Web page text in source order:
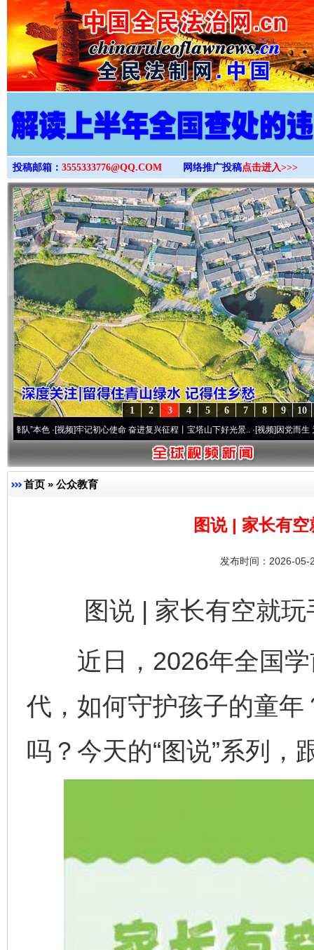
>
投稿邮箱： 3555333776@QQ.COM 网络推广投稿点击进入>>>
10
9
8
7
6
5
4
3
2
1
牢记初心使命 奋进复兴征程丨宝塔山下好光景.. ·[视频]因党而生 为党而战——百
首页 » 公众教育
图说 | 家长有
发布时间：2026-
图说 | 家长有空就玩
近日，2026年全国学
代，如何守护孩子的童
吗？今天的“图说”系列